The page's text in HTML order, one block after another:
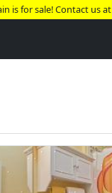
is for sale! Contact us at